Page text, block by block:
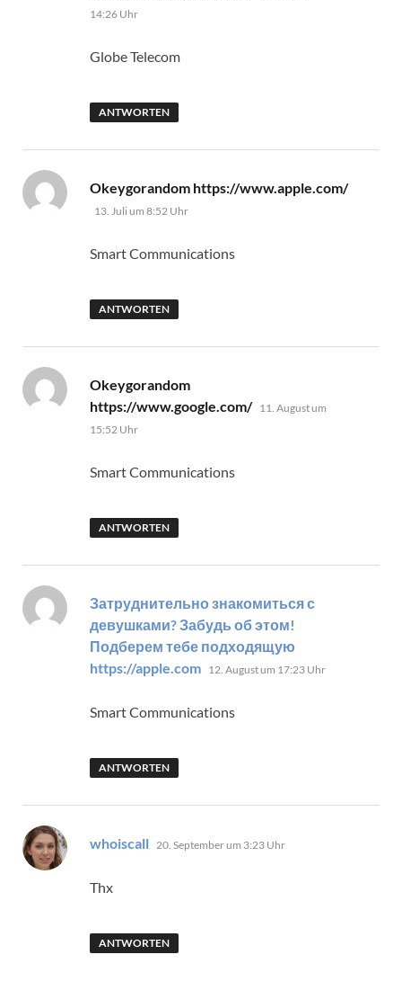
14:26 Uhr
Globe Telecom
ANTWORTEN
Okeygorandom https://www.apple.com/sagt:
13. Juli um 8:52 Uhr
Smart Communications
ANTWORTEN
Okeygorandom
https://www.google.com/ sagt:
11. August um
15:52 Uhr
Smart Communications
ANTWORTEN
Затруднительно знакомиться с
девушками? Забудь об этом!
Подберем тебе подходящую
https://apple.com sagt:
12. August um 17:23 Uhr
Smart Communications
ANTWORTEN
whoiscall sagt:
20. September um 3:23 Uhr
Thx
ANTWORTEN